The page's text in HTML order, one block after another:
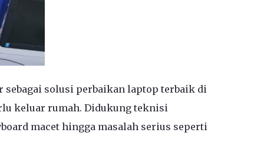
sebagai solusi perbaikan laptop terbaik di
keluar rumah. Didukung teknisi
macet hingga masalah serius seperti